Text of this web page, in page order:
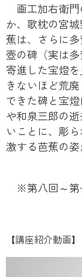
画工加右衛門
か、歌枕の宮
蕉は、さらに
壺の碑（実は
寄進した宝燈
きないほど荒
できた碑と宝
や和泉三郎の
いことに、彫
激する芭蕉の姿
※第八回～第
【講座紹介動画】